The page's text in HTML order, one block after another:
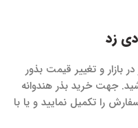
زد
بازار و تغییر قیمت بذور
جهت خرید بذر هندوانه
را تکمیل نمایید و یا با